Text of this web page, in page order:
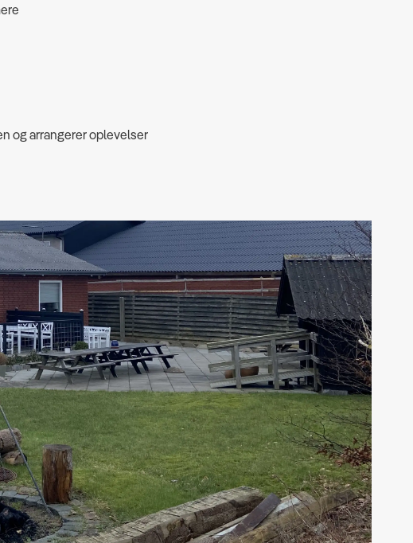
og arrangerer oplevelser